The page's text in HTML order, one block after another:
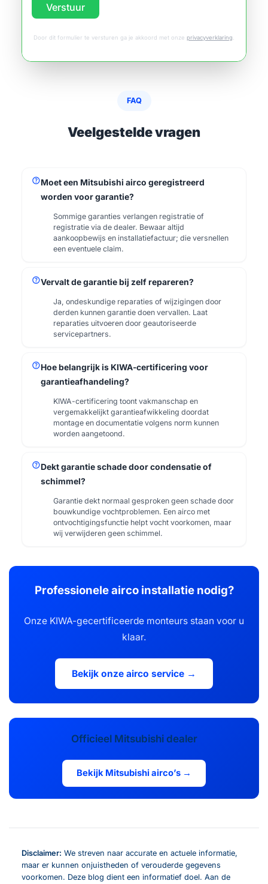
Verstuur
Door dit formulier te versturen ga je akkoord met onze privacyverklaring
FAQ
Veelgestelde vragen
helpMoet een Mitsubishi airco geregistreerd
worden voor garantie?
Sommige garanties verlangen registratie of
registratie via de dealer. Bewaar altijd
aankoopbewijs en installatiefactuur; die versnellen
een eventuele claim.
helpVervalt de garantie bij zelf repareren?
Ja, ondeskundige reparaties of wijzigingen door
derden kunnen garantie doen vervallen. Laat
reparaties uitvoeren door geautoriseerde
servicepartners.
helpHoe belangrijk is KIWA-certificering voor
garantieafhandeling?
KIWA-certificering toont vakmanschap en
vergemakkelijkt garantieafwikkeling doordat
montage en documentatie volgens norm kunnen
worden aangetoond.
helpDekt garantie schade door condensatie of
schimmel?
Garantie dekt normaal gesproken geen schade door
bouwkundige vochtproblemen. Een airco met
ontvochtigingsfunctie helpt vocht voorkomen, maar
wij verwijderen geen schimmel.
Professionele airco installatie nodig?
Onze KIWA-gecertificeerde monteurs staan voor u
klaar.
Bekijk onze airco service →
Officieel Mitsubishi dealer
Bekijk Mitsubishi airco’s →
Disclaimer: We streven naar accurate en actuele informatie,
maar er kunnen onjuistheden of verouderde gegevens
voorkomen. Deze blog dient een informatief doel. Aan de